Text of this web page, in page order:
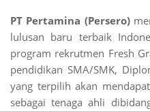
PT Pertamina (Persero)
lulusan baru terbaik
program rekrutmen Fresh
pendidikan SMA/SMK,
yang terpilih akan
sebagai tenaga ahli